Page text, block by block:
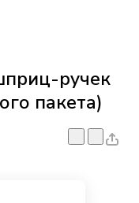
ручек
пакета)